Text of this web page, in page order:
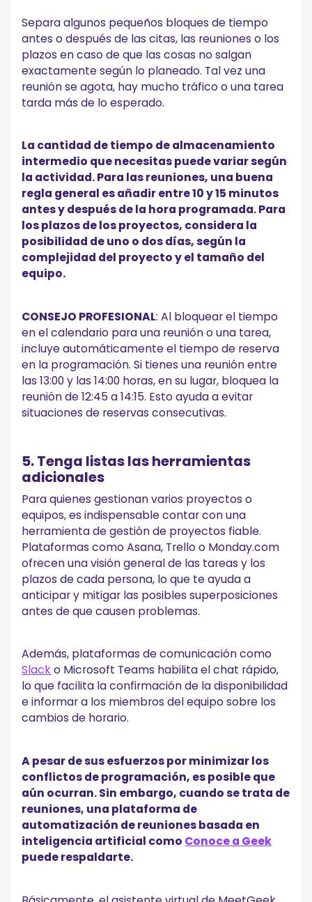
Separa algunos pequeños bloques de tiempo
antes o después de las citas, las reuniones o los
plazos en caso de que las cosas no salgan
exactamente según lo planeado. Tal vez una
reunión se agota, hay mucho tráfico o una tarea
tarda más de lo esperado.
La cantidad de tiempo de almacenamiento
intermedio que necesitas puede variar según
la actividad. Para las reuniones, una buena
regla general es añadir entre 10 y 15 minutos
antes y después de la hora programada. Para
los plazos de los proyectos, considera la
posibilidad de uno o dos días, según la
complejidad del proyecto y el tamaño del
equipo.
CONSEJO PROFESIONAL: Al bloquear el tiempo
en el calendario para una reunión o una tarea,
incluye automáticamente el tiempo de reserva
en la programación. Si tienes una reunión entre
las 13:00 y las 14:00 horas, en su lugar, bloquea la
reunión de 12:45 a 14:15. Esto ayuda a evitar
situaciones de reservas consecutivas.
5. Tenga listas las herramientas
adicionales
Para quienes gestionan varios proyectos o
equipos, es indispensable contar con una
herramienta de gestión de proyectos fiable.
Plataformas como Asana, Trello o Monday.com
ofrecen una visión general de las tareas y los
plazos de cada persona, lo que te ayuda a
anticipar y mitigar las posibles superposiciones
antes de que causen problemas.
Además, plataformas de comunicación como
Slacko Microsoft Teams habilita el chat rápido,
lo que facilita la confirmación de la disponibilidad
e informar a los miembros del equipo sobre los
cambios de horario.
A pesar de sus esfuerzos por minimizar los
conflictos de programación, es posible que
aún ocurran. Sin embargo, cuando se trata de
reuniones, una plataforma de
automatización de reuniones basada en
inteligencia artificial como Conoce a Geek
puede respaldarte.